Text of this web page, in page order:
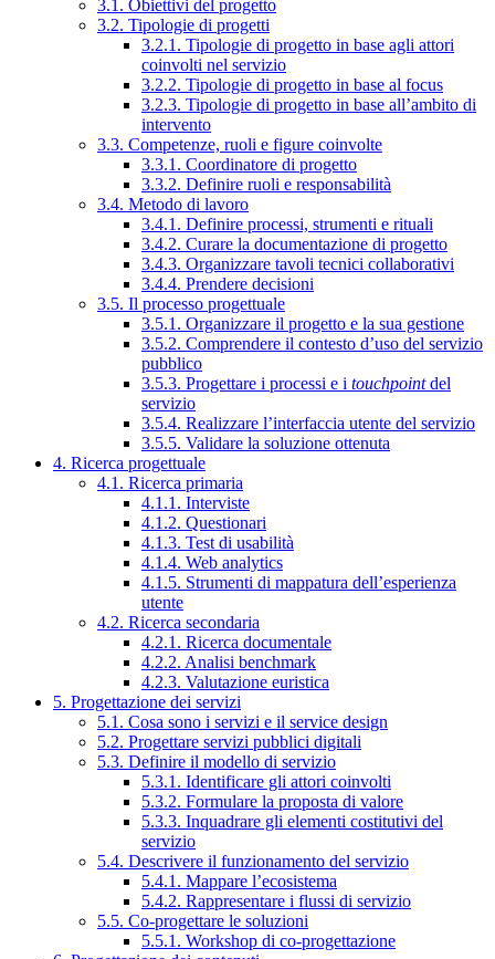
3.1. Obiettivi del progetto
3.2. Tipologie di progetti
3.2.1. Tipologie di progetto in base agli attori
coinvolti nel servizio
3.2.2. Tipologie di progetto in base al focus
3.2.3. Tipologie di progetto in base all’ambito di
intervento
3.3. Competenze, ruoli e figure coinvolte
3.3.1. Coordinatore di progetto
3.3.2. Definire ruoli e responsabilità
3.4. Metodo di lavoro
3.4.1. Definire processi, strumenti e rituali
3.4.2. Curare la documentazione di progetto
3.4.3. Organizzare tavoli tecnici collaborativi
3.4.4. Prendere decisioni
3.5. Il processo progettuale
3.5.1. Organizzare il progetto e la sua gestione
3.5.2. Comprendere il contesto d’uso del servizio
pubblico
3.5.3. Progettare i processi e i touchpointdel
servizio
3.5.4. Realizzare l’interfaccia utente del servizio
3.5.5. Validare la soluzione ottenuta
4. Ricerca progettuale
4.1. Ricerca primaria
4.1.1. Interviste
4.1.2. Questionari
4.1.3. Test di usabilità
4.1.4. Web analytics
4.1.5. Strumenti di mappatura dell’esperienza
utente
4.2. Ricerca secondaria
4.2.1. Ricerca documentale
4.2.2. Analisi benchmark
4.2.3. Valutazione euristica
5. Progettazione dei servizi
5.1. Cosa sono i servizi e il service design
5.2. Progettare servizi pubblici digitali
5.3. Definire il modello di servizio
5.3.1. Identificare gli attori coinvolti
5.3.2. Formulare la proposta di valore
5.3.3. Inquadrare gli elementi costitutivi del
servizio
5.4. Descrivere il funzionamento del servizio
5.4.1. Mappare l’ecosistema
5.4.2. Rappresentare i flussi di servizio
5.5. Co-progettare le soluzioni
5.5.1. Workshop di co-progettazione